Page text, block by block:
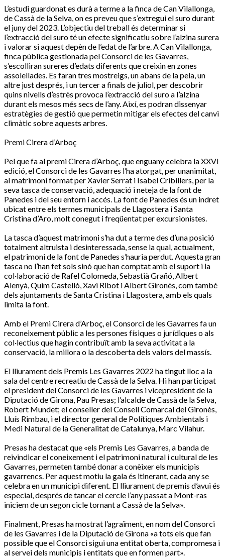
L’estudi guardonat es durà a terme a la finca de Can Vilallonga,
de Cassà de la Selva, on es preveu que s’extregui el suro durant
el juny del 2023. L’objectiu del treball és determinar si
l’extracció del suro té un efecte significatiu sobre l’alzina surera
i valorar si aquest depèn de l’edat de l’arbre. A Can Vilallonga,
finca pública gestionada pel Consorci de les Gavarres,
s’escolliran sureres d’edats diferents que creixin en zones
assolellades. Es faran tres mostreigs, un abans de la pela, un
altre just després, i un tercer a finals de juliol, per descobrir
quins nivells d’estrès provoca l’extracció del suro a l’alzina
durant els mesos més secs de l’any. Així, es podran dissenyar
estratègies de gestió que permetin mitigar els efectes del canvi
climàtic sobre aquests arbres.
Premi Cirera d’Arboç
Pel que fa al premi Cirera d’Arboç, que enguany celebra la XXVI
edició, el Consorci de les Gavarres l’ha atorgat, per unanimitat,
al matrimoni format per Xavier Serrat i Isabel Cribillers, per la
seva tasca de conservació, adequació i neteja de la font de
Panedes i del seu entorn i accés. La font de Panedes és un indret
ubicat entre els termes municipals de Llagostera i Santa
Cristina d’Aro, molt conegut i freqüentat per excursionistes.
La tasca d’aquest matrimoni s’ha dut a terme des d’una posició
totalment altruista i desinteressada, sense la qual, actualment,
el patrimoni de la font de Panedes s’hauria perdut. Aquesta gran
tasca no l’han fet sols sinó que han comptat amb el suport i la
col·laboració de Rafel Colomeda, Sebastià Grañó, Albert
Alenyà, Quim Castelló, Xavi Ribot i Albert Gironès, com també
dels ajuntaments de Santa Cristina i Llagostera, amb els quals
limita la font.
Amb el Premi Cirera d’Arboç, el Consorci de les Gavarres fa un
reconeixement públic a les persones físiques o jurídiques o als
col·lectius que hagin contribuït amb la seva activitat a la
conservació, la millora o la descoberta dels valors del massís.
El lliurament dels Premis Les Gavarres 2022 ha tingut lloc a la
sala del centre recreatiu de Cassà de la Selva. Hi han participat
el president del Consorci de les Gavarres i vicepresident de la
Diputació de Girona, Pau Presas; l’alcalde de Cassà de la Selva,
Robert Mundet; el conseller del Consell Comarcal del Gironès,
Lluís Rimbau, i el director general de Polítiques Ambientals i
Medi Natural de la Generalitat de Catalunya, Marc Vilahur.
Presas ha destacat que «els Premis Les Gavarres, a banda de
reivindicar el coneixement i el patrimoni natural i cultural de les
Gavarres, permeten també donar a conèixer els municipis
gavarrencs. Per aquest motiu la gala és itinerant, cada any se
celebra en un municipi diferent. El lliurament de premis d’avui és
especial, després de tancar el cercle l’any passat a Mont-ras
iniciem de un segon cicle tornant a Cassà de la Selva».
Finalment, Presas ha mostrat l’agraïment, en nom del Consorci
de les Gavarres i de la Diputació de Girona «a tots els que fan
possible que el Consorci sigui una entitat oberta, compromesa i
al servei dels municipis i entitats que en formen part».